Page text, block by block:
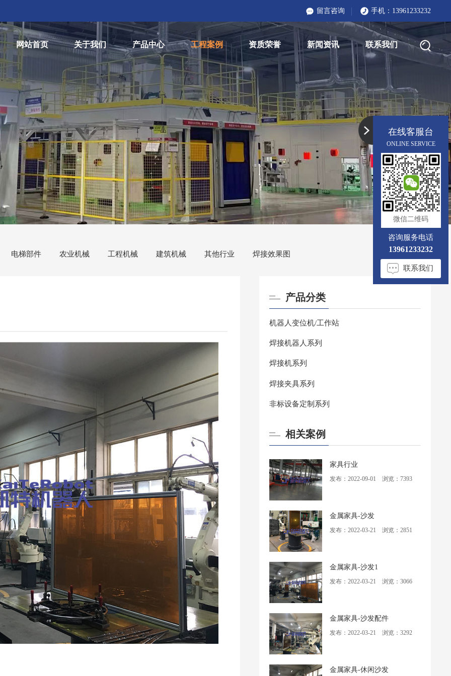
留言咨询 手机： 13961233232
网站首页 关于我们 产品中心 工程案例 资质荣誉 新闻资讯 联系我们
电梯部件 农业机械 工程机械 建筑机械 其他行业 焊接效果图
产品分类
机器人变位机/工作站
焊接机器人系列
焊接机系列
焊接夹具系列
非标设备定制系列
相关案例
家具行业
发布：2022-09-01 浏览：7393
金属家具-沙发
发布：2022-03-21 浏览：2851
金属家具-沙发1
发布：2022-03-21 浏览：3066
金属家具-沙发配件
发布：2022-03-21 浏览：3292
金属家具-休闲沙发
在线客服台
ONLINE SERVICE
微信二维码
咨询服务电话
13961233232
联系我们